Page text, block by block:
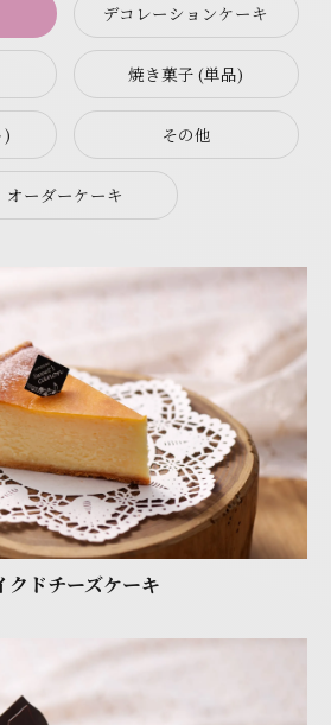
デコレーションケーキ
焼き菓子 (単品)
) その他
オーダーケーキ
クドチーズケーキ